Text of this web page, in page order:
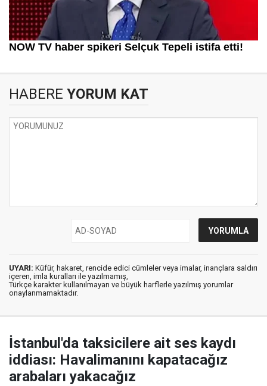
HABERE YORUM KAT
UYARI: Küfür, hakaret, rencide edici cümleler veya imalar, inançlara saldırı
içeren, imla kuralları ile yazılmamış,
Türkçe karakter kullanılmayan ve büyük harflerle yazılmış yorumlar
onaylanmamaktadır.
İstanbul'da taksicilere ait ses kaydı
iddiası: Havalimanını kapatacağız
arabaları yakacağız